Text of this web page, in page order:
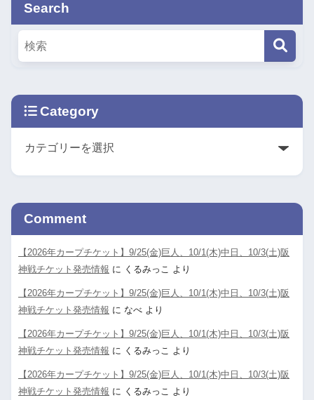
Search
Category
Comment
【2026年カープチケット】9/25(金)巨人、10/1(木)中日、10/3(土)阪
神戦チケット発売情報 に くるみっこ より
【2026年カープチケット】9/25(金)巨人、10/1(木)中日、10/3(土)阪
神戦チケット発売情報 に なべ より
【2026年カープチケット】9/25(金)巨人、10/1(木)中日、10/3(土)阪
神戦チケット発売情報 に くるみっこ より
【2026年カープチケット】9/25(金)巨人、10/1(木)中日、10/3(土)阪
神戦チケット発売情報 に くるみっこ より